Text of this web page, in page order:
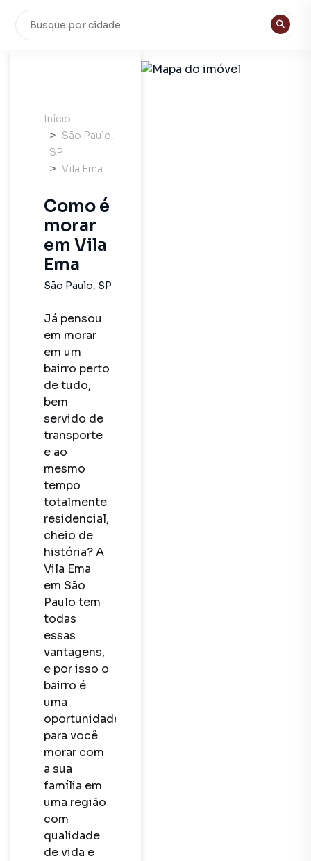
Início
São Paulo,
SP
Vila Ema
Como é
morar
em Vila
Ema
São Paulo, SP
Já pensou
em morar
em um
bairro perto
de tudo,
bem
servido de
transporte
e ao
mesmo
tempo
totalmente
residencial,
cheio de
história? A
Vila Ema
em São
Paulo tem
todas
essas
vantagens,
e por isso o
bairro é
uma
oportunidade
para você
morar com
a sua
família em
uma região
com
qualidade
de vida e